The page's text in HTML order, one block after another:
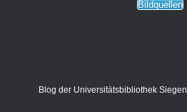
Bildquellen
Blog der Universitätsbibliothek Siegen